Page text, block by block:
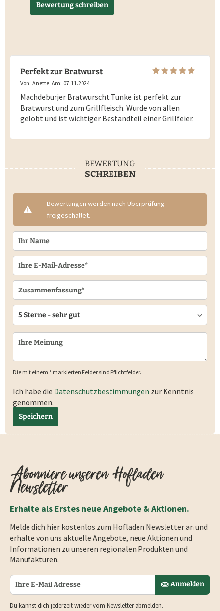
Bewertung schreiben
Perfekt zur Bratwurst
Von: Anette Am: 07.11.2024
Machdeburjer Bratwurscht Tunke ist perfekt zur
Bratwurst und zum Grillfleisch. Wurde von allen
gelobt und ist wichtiger Bestandteil einer Grillfeier.
BEWERTUNG
SCHREIBEN
Bewertungen werden nach Überprüfung
freigeschaltet.
Die mit einem * markierten Felder sind Pflichtfelder.
Ich habe die Datenschutzbestimmungen zur Kenntnis
genommen.
Speichern
Abonniere unseren Hofladen
Newsletter
Erhalte als Erstes neue Angebote & Aktionen.
Melde dich hier kostenlos zum Hofladen Newsletter an und
erhalte von uns aktuelle Angebote, neue Aktionen und
Informationen zu unseren regionalen Produkten und
Manufakturen.
Anmelden
Du kannst dich jederzeit wieder vom Newsletter abmelden.